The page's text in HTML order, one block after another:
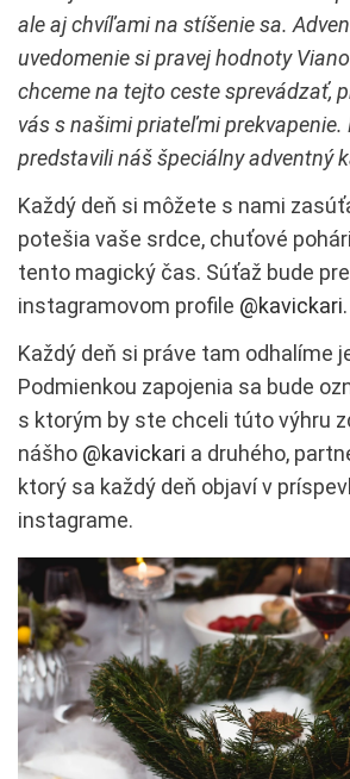
ale aj chvíľami na stíšenie sa.
uvedomenie si pravej hodnoty
chceme na tejto ceste sprevádzať,
vás s našimi priateľmi prekvapenie.
predstavili náš špeciálny adventný
Každý deň si môžete s nami
potešia vaše srdce, chuťové
tento magický čas. Súťaž bude
instagramovom profile @kavickari.
Každý deň si práve tam odhalíme
Podmienkou zapojenia sa bude
s ktorým by ste chceli túto výhru
nášho @kavickari a druhého,
ktorý sa každý deň objaví v
instagrame.